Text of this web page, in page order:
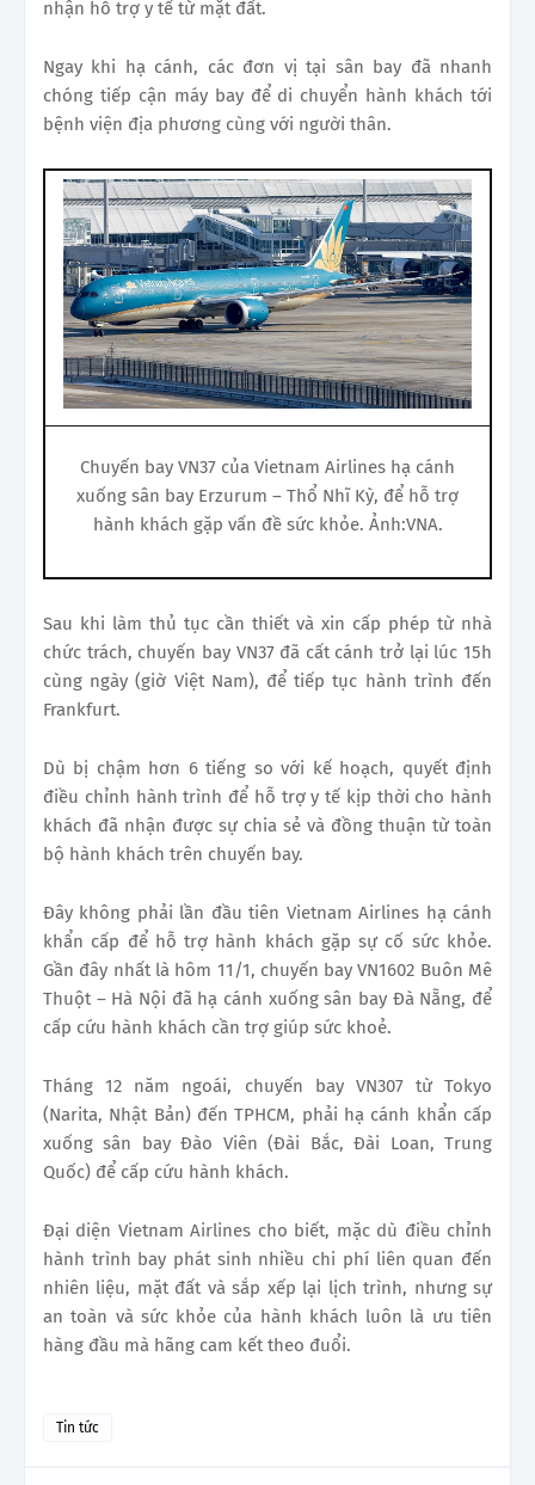
nhận hỗ trợ y tế từ mặt đất.
Ngay khi hạ cánh, các đơn vị tại sân bay đã nhanh
chóng tiếp cận máy bay để di chuyển hành khách tới
bệnh viện địa phương cùng với người thân.
Chuyến bay VN37 của Vietnam Airlines hạ cánh
xuống sân bay Erzurum – Thổ Nhĩ Kỳ, để hỗ trợ
hành khách gặp vấn đề sức khỏe. Ảnh:VNA.
Sau khi làm thủ tục cần thiết và xin cấp phép từ nhà
chức trách, chuyến bay VN37 đã cất cánh trở lại lúc 15h
cùng ngày (giờ Việt Nam), để tiếp tục hành trình đến
Frankfurt.
Dù bị chậm hơn 6 tiếng so với kế hoạch, quyết định
điều chỉnh hành trình để hỗ trợ y tế kịp thời cho hành
khách đã nhận được sự chia sẻ và đồng thuận từ toàn
bộ hành khách trên chuyến bay.
Đây không phải lần đầu tiên Vietnam Airlines hạ cánh
khẩn cấp để hỗ trợ hành khách gặp sự cố sức khỏe.
Gần đây nhất là hôm 11/1, chuyến bay VN1602 Buôn Mê
Thuột – Hà Nội đã hạ cánh xuống sân bay Đà Nẵng, để
cấp cứu hành khách cần trợ giúp sức khoẻ.
Tháng 12 năm ngoái, chuyến bay VN307 từ Tokyo
(Narita, Nhật Bản) đến TPHCM, phải hạ cánh khẩn cấp
xuống sân bay Đào Viên (Đài Bắc, Đài Loan, Trung
Quốc) để cấp cứu hành khách.
Đại diện Vietnam Airlines cho biết, mặc dù điều chỉnh
hành trình bay phát sinh nhiều chi phí liên quan đến
nhiên liệu, mặt đất và sắp xếp lại lịch trình, nhưng sự
an toàn và sức khỏe của hành khách luôn là ưu tiên
hàng đầu mà hãng cam kết theo đuổi.
Tin tức